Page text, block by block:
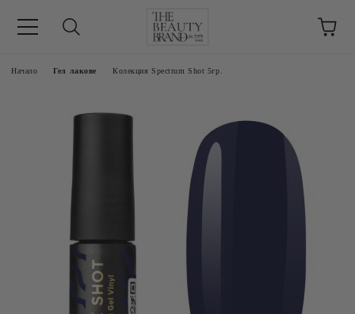
Начало Гел лакове Колекция Spectrum Shot 5гр.